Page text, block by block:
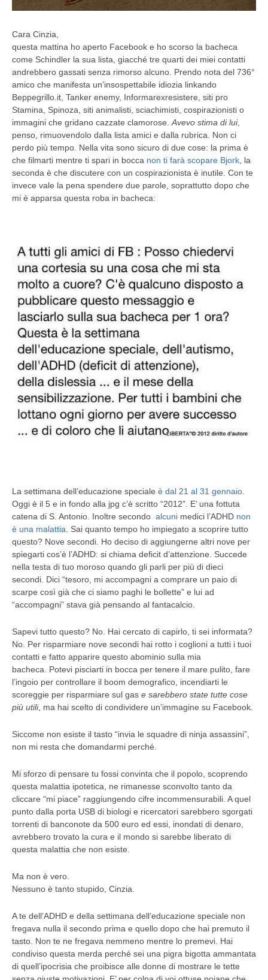
Cara Cinzia,
questa mattina ho aperto Facebook e ho scorso la bacheca
come Schindler la sua lista, giacché tre quarti dei miei contatti
andrebbero gassati senza rimorso alcuno. Prendo nota del 736°
amico che manifesta un’insospettabile idiozia linkando
Beppegrillo.it, Tanker enemy, Informarexresistere, siti pro
Stamina, Spinoza, siti animalisti, sciachimisti, cospirazionisti o
immagini che gridano cazzate clamorose. Avevo stima di lui,
penso, rimuovendolo dalla lista amici e dalla rubrica. Non ci
perdo più tempo. Nella vita sono sicuro di due cose: la prima è
che filmarti mentre ti spari in bocca non ti farà scopare Bjork , la
seconda è che discutere con un cospirazionista è inutile. Con te
invece vale la pena spendere due parole, soprattutto dopo che
mi è apparsa questa roba in bacheca:
La settimana dell’educazione speciale è dal 21 al 31 gennaio
Oggi è il 5 e in fondo alla jpg c’è scritto “2012”. E’ una fottuta
catena di S. Antonio. Inoltre secondo alcuni medici l’ADHD non
è una malattia . Sai quanto tempo ho impiegato a scoprire tutto
questo? Nove secondi. Ho deciso di aggiungerne altri nove per
spiegarti cos’è l’ADHD: si chiama deficit d’attenzione. Succede
nella testa di tuo moroso quando gli parli per più di dieci
secondi. Dici “tesoro, mi accompagni a comprare un paio di
scarpe così già che ci siamo paghi le bollette” e lui ad
“accompagni” stava già pensando al fantacalcio.
Sapevi tutto questo? No. Hai cercato di capirlo, ti sei informata?
No. Per risparmiare nove secondi hai rotto i coglioni a tutti i tuoi
contatti e fatto apparire questo abominio sulla mia
bacheca. Potevi pisciarti in bocca per tenere il mare pulito, fare
l’ingoio per controllare il boom demografico, incendiarti le
scoreggie per risparmiare sul gas e sarebbero state tutte cose
più utili, ma hai scelto di condividere un’immagine su Facebook.
Siccome non esiste il tasto “invia le squadre di ninja assassini”,
non mi resta che domandarmi perché.
Mi sforzo di pensare tu fossi convinta che il popolo, scoprendo
questa malattia ipotetica, ne rimanesse sconvolto tanto da
cliccare “mi piace” raggiungendo cifre incommensurabili. A quel
punto dalla porta USB di biologi e ricercatori sarebbero sgorgati
torrenti di banconote da 500 euro ed essi, inondati di denaro,
avrebbero trovato la cura e il mondo si sarebbe liberato di
questa malattia che non esiste.
Ma non è vero.
Nessuno è tanto stupido, Cinzia.
A te dell’ADHD e della settimana dell’educazione speciale non
fregava nulla il secondo prima e quello dopo che hai premuto il
tasto. Non te ne fregava nemmeno mentre lo premevi. Hai
condiviso questa merda perché sei una pigra bigotta ammantata
di quell’ipocrisia che proibisce alle donne di mostrare le tette